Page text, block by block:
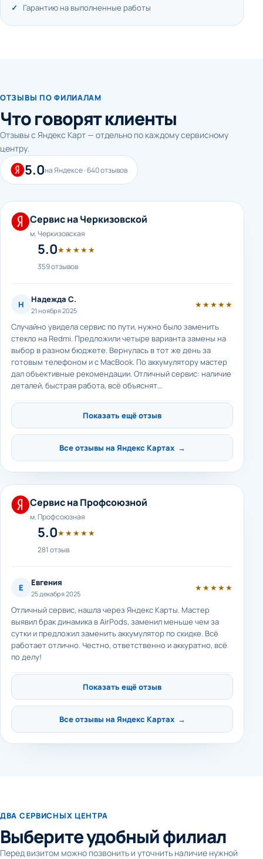
Гарантию на выполненные работы
ОТЗЫВЫ ПО ФИЛИАЛАМ
Что говорят клиенты
Отзывы с Яндекс Карт — отдельно по каждому сервисному
центру.
5.0на Яндексе · 640 отзывов
Сервис на Черкизовской
м. Черкизовская
5.0★★★★★
359 отзывов
Н Надежда С.
21 ноября 2025
★★★★★
Случайно увидела сервис по пути, нужно было заменить
стекло на Redmi. Предложили четыре варианта замены на
выбор в разном бюджете. Вернулась в тот же день за
готовым телефоном и с MacBook. По аккумулятору мастер
дал объективные рекомендации. Отличный сервис: наличие
деталей, быстрая работа, всё объяснят…
Показать ещё отзыв
Все отзывы на Яндекс Картах →
Сервис на Профсоюзной
м. Профсоюзная
5.0★★★★★
281 отзыв
Е Евгения
25 декабря 2025
★★★★★
Отличный сервис, нашла через Яндекс Карты. Мастер
выявил брак динамика в AirPods, заменил меньше чем за
сутки и предложил заменить аккумулятор по скидке. Всё
работает отлично. Честно, ответственно и аккуратно, всё
по делу!
Показать ещё отзыв
Все отзывы на Яндекс Картах →
ДВА СЕРВИСНЫХ ЦЕНТРА
Выберите удобный филиал
Перед визитом можно позвонить и уточнить наличие нужной